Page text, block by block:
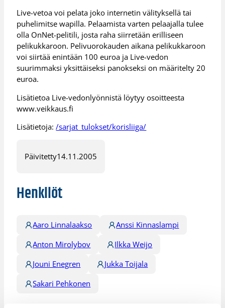
Live-vetoa voi pelata joko internetin välityksellä tai
puhelimitse wapilla. Pelaamista varten pelaajalla tulee
olla OnNet-pelitili, josta raha siirretään erilliseen
pelikukkaroon. Pelivuorokauden aikana pelikukkaroon
voi siirtää enintään 100 euroa ja Live-vedon
suurimmaksi yksittäiseksi panokseksi on määritelty 20
euroa.
Lisätietoa Live-vedonlyönnistä löytyy osoitteesta
www.veikkaus.fi
Lisätietoja:/sarjat_tulokset/korisliiga/
Päivitetty14.11.2005
Henkilöt
Aaro Linnalaakso
Anssi Kinnaslampi
Anton Mirolybov
Ilkka Weijo
Jouni Enegren
Jukka Toijala
Sakari Pehkonen